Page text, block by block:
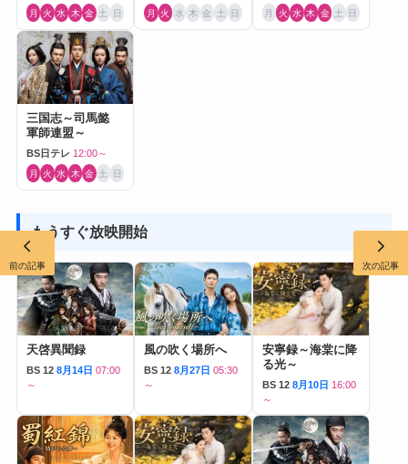
月 火 水 木 金 土 日 月 火 水 木 金 土 日 月 火 水 木 金 土 日
三国志～司馬懿
軍師連盟～
BS日テレ 12:00～
月 火 水 木 金 土 日
もうすぐ放映開始
天啓異聞録
BS 12 8月14日 07:00
～
風の吹く場所へ
BS 12 8月27日 05:30
～
安寧録～海棠に降
る光～
BS 12 8月10日 16:00
～
前の記事 次の記事